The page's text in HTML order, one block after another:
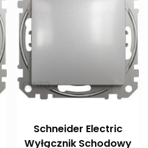
Schneider Electric
Wyłącznik Schodowy